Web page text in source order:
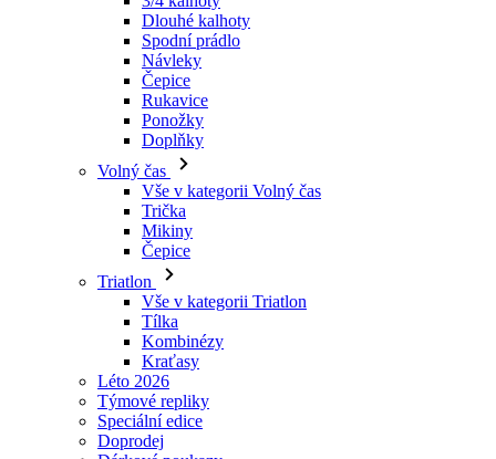
Dlouhé kalhoty
Spodní prádlo
Návleky
Čepice
Rukavice
Ponožky
Doplňky
Volný čas
Vše v kategorii Volný čas
Trička
Mikiny
Čepice
Triatlon
Vše v kategorii Triatlon
Tílka
Kombinézy
Kraťasy
Léto 2026
Týmové repliky
Speciální edice
Doprodej